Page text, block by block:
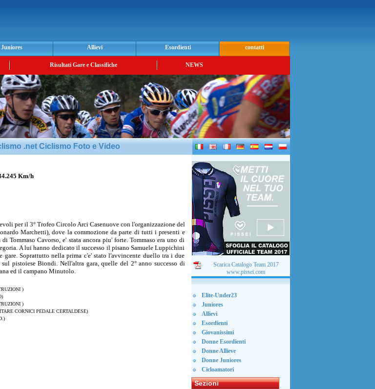
Juniores Allievi Esordienti contatti
Risultati Gare e Classifiche NEWS
.net Ciclismo Foto e Video
Km/h
per il 3° Trofeo Circolo Arci Casenuove con l'organizzazione del
Marchetti), dove la commozione da parte di tutti i presenti e
Cavorso, e' stata ancora piu' forte. Tommaso era uno di
A lui hanno dedicato il successo il pisano Samuele Luppichini
Soprattutto nella prima c'e' stato l'avvincente duello tra i due
pistoiese Biondi. Nell'altra gara, quelle del 2° anno successo di
ed il campano Minutolo.
)
)
CORNICI PEDALE CERTALDESE)
Scarica Catalogo Team 2017
www.pissei.com
Elite-Under23
Juniores
Allievi
Esordienti
Giovanissimi
Donne Esordienti
Donne Allieve
Donne Juniores
Cicloamatori
Sezioni